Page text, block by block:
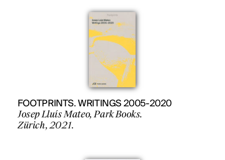
FOOTPRINTS. WRITINGS 2005-2020
Josep Lluís Mateo, Park Books.
Zürich, 2021.